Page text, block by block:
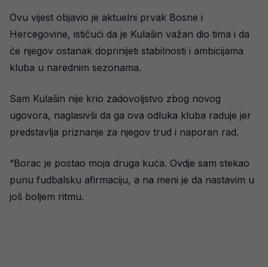
Ovu vijest objavio je aktuelni prvak Bosne i
Hercegovine, ističući da je Kulašin važan dio tima i da
će njegov ostanak doprinijeti stabilnosti i ambicijama
kluba u narednim sezonama.
Sam Kulašin nije krio zadovoljstvo zbog novog
ugovora, naglasivši da ga ova odluka kluba raduje jer
predstavlja priznanje za njegov trud i naporan rad.
“Borac je postao moja druga kuća. Ovdje sam stekao
punu fudbalsku afirmaciju, a na meni je da nastavim u
još boljem ritmu.